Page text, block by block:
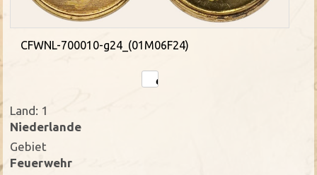
CFWNL-700010-g24_(01M06F24)
Land: 1
Niederlande
Gebiet
Feuerwehr